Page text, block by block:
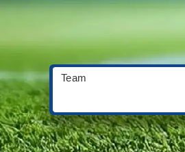
Team